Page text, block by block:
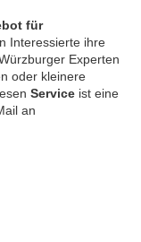
für
Interessierte ihre
Experten
oder kleinere
Service ist eine
an